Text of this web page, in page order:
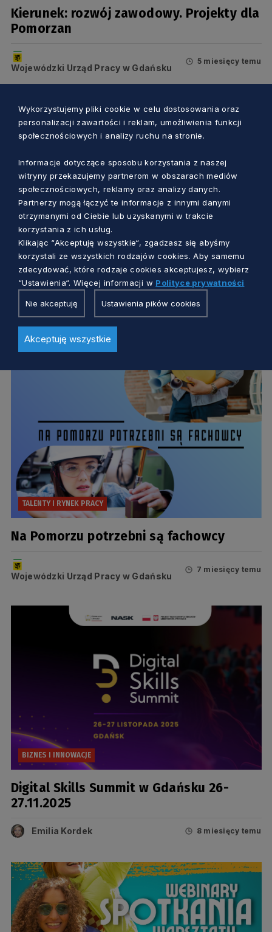
Kierunek: rozwój zawodowy. Projekty dla
Pomorzan
Wojewódzki Urząd Pracy w Gdańsku
5 miesięcy temu
TALENTY I RYNEK PRACY
Rusza kolejna edycja akcji „Marzec na
Obcasach”!
TALENTY I RYNEK PRACY
Na Pomorzu potrzebni są fachowcy
Wojewódzki Urząd Pracy w Gdańsku
7 miesięcy temu
BIZNES I INNOWACJE
Digital Skills Summit w Gdańsku 26-
27.11.2025
Emilia Kordek 8 miesięcy temu
Wykorzystujemy pliki cookie w celu dostosowania oraz
personalizacji zawartości i reklam, umożliwienia funkcji
społecznościowych i analizy ruchu na stronie.
Informacje dotyczące sposobu korzystania z naszej
witryny przekazujemy partnerom w obszarach mediów
społecznościowych, reklamy oraz analizy danych.
Partnerzy mogą łączyć te informacje z innymi danymi
otrzymanymi od Ciebie lub uzyskanymi w trakcie
korzystania z ich usług.
Klikając “Akceptuję wszystkie“, zgadzasz się abyśmy
korzystali ze wszystkich rodzajów cookies. Aby samemu
zdecydować, które rodzaje cookies akceptujesz, wybierz
“Ustawienia“. Więcej informacji w Polityce prywatności
Nie akceptuję Ustawienia pików cookies
Akceptuję wszystkie